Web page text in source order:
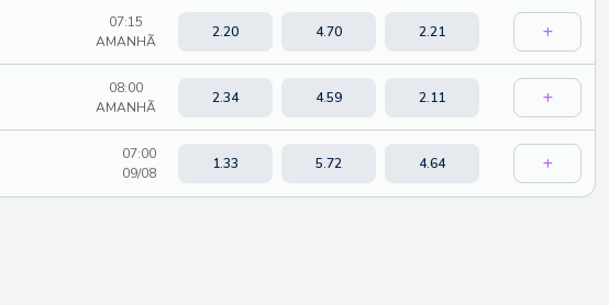
07:15
AMANHÃ
2.20 4.70 2.21
08:00
AMANHÃ
2.34 4.59 2.11
07:00
09/08
1.33 5.72 4.64